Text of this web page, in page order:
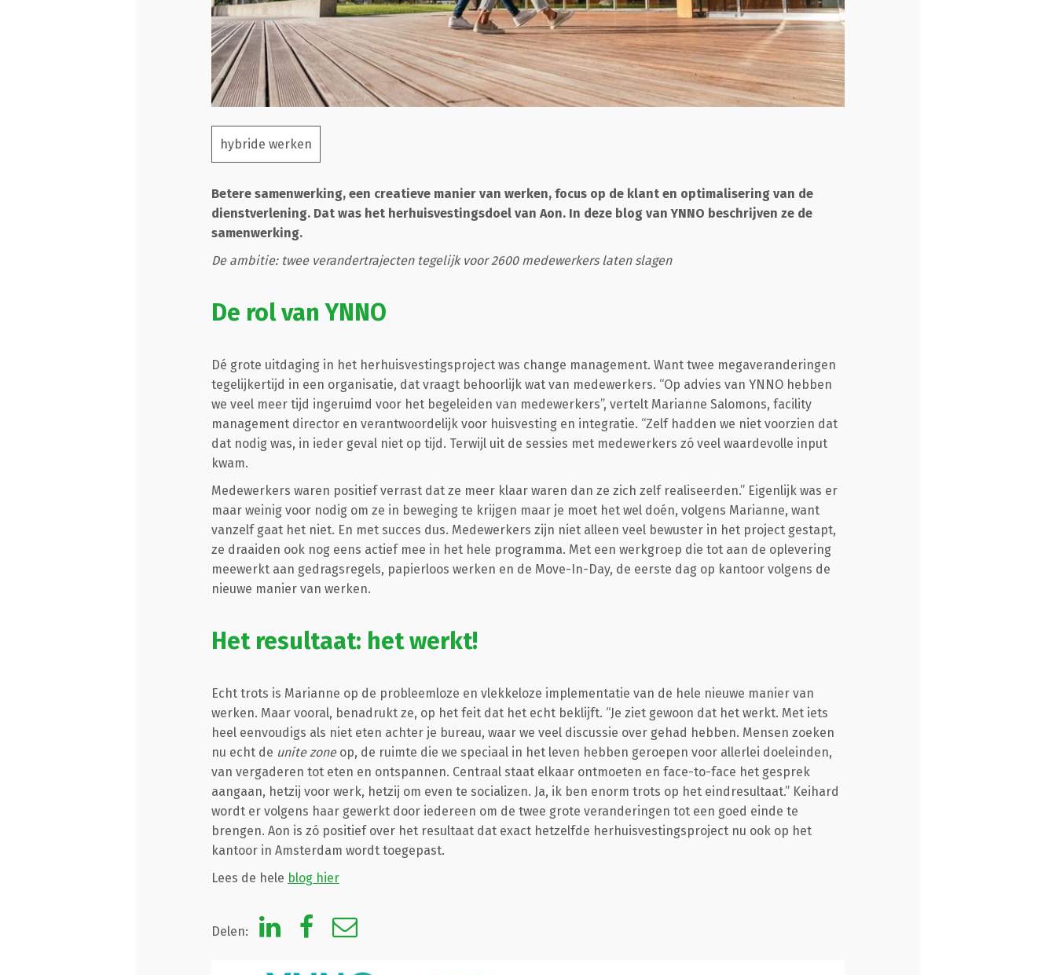
hybride werken
Betere samenwerking, een creatieve manier van werken, focus op de klant en optimalisering van de
dienstverlening. Dat was het herhuisvestingsdoel van Aon. In deze blog van YNNO beschrijven ze de
samenwerking.
De ambitie: twee verandertrajecten tegelijk voor 2600 medewerkers laten slagen
De rol van YNNO
Dé grote uitdaging in het herhuisvestingsproject was change management. Want twee megaveranderingen
tegelijkertijd in een organisatie, dat vraagt behoorlijk wat van medewerkers. “Op advies van YNNO hebben
we veel meer tijd ingeruimd voor het begeleiden van medewerkers”, vertelt Marianne Salomons, facility
management director en verantwoordelijk voor huisvesting en integratie. “Zelf hadden we niet voorzien dat
dat nodig was, in ieder geval niet op tijd. Terwijl uit de sessies met medewerkers zó veel waardevolle input
kwam.
Medewerkers waren positief verrast dat ze meer klaar waren dan ze zich zelf realiseerden.” Eigenlijk was er
maar weinig voor nodig om ze in beweging te krijgen maar je moet het wel doén, volgens Marianne, want
vanzelf gaat het niet. En met succes dus. Medewerkers zijn niet alleen veel bewuster in het project gestapt,
ze draaiden ook nog eens actief mee in het hele programma. Met een werkgroep die tot aan de oplevering
meewerkt aan gedragsregels, papierloos werken en de Move-In-Day, de eerste dag op kantoor volgens de
nieuwe manier van werken.
Het resultaat: het werkt!
Echt trots is Marianne op de probleemloze en vlekkeloze implementatie van de hele nieuwe manier van
werken. Maar vooral, benadrukt ze, op het feit dat het echt beklijft. “Je ziet gewoon dat het werkt. Met iets
heel eenvoudigs als niet eten achter je bureau, waar we veel discussie over gehad hebben. Mensen zoeken
nu echt de unite zoneop, de ruimte die we speciaal in het leven hebben geroepen voor allerlei doeleinden,
van vergaderen tot eten en ontspannen. Centraal staat elkaar ontmoeten en face-to-face het gesprek
aangaan, hetzij voor werk, hetzij om even te socializen. Ja, ik ben enorm trots op het eindresultaat.” Keihard
wordt er volgens haar gewerkt door iedereen om de twee grote veranderingen tot een goed einde te
brengen. Aon is zó positief over het resultaat dat exact hetzelfde herhuisvestingsproject nu ook op het
kantoor in Amsterdam wordt toegepast.
Lees de hele blog hier
Delen: